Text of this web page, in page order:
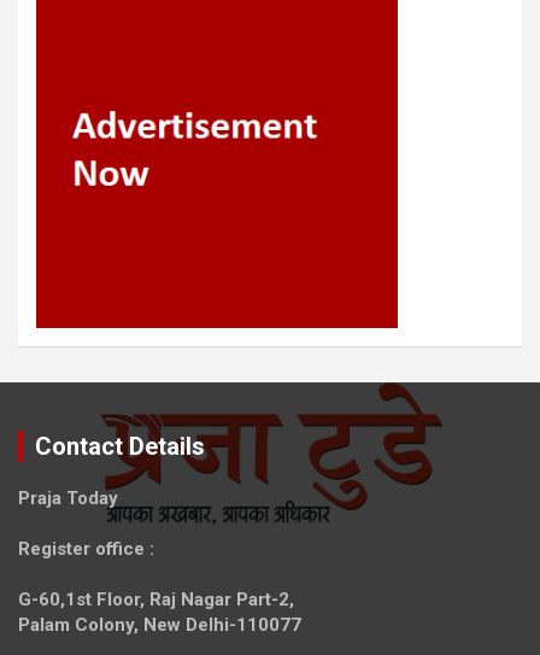
Contact Details
Praja Today
Register office :
G-60,1st Floor, Raj Nagar Part-2,
Palam Colony, New Delhi-110077